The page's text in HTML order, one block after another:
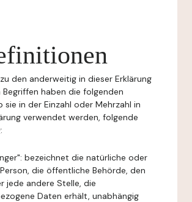
den anderweitig in dieser Erklärung
haben die folgenden
sie in der Einzahl oder Mehrzahl in
verwendet werden, folgende
bezeichnet die natürliche oder
die öffentliche Behörde, den
jede andere Stelle, die
Daten erhält, unabhängig